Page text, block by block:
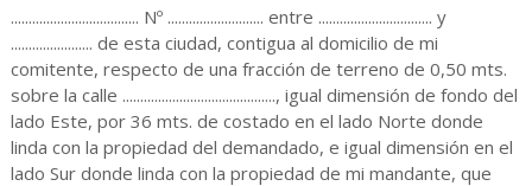
.................................... Nº ........................... entre ................................ y
....................... de esta ciudad, contigua al domicilio de mi
comitente, respecto de una fracción de terreno de 0,50 mts.
sobre la calle ..........................................., igual dimensión de fondo del
lado Este, por 36 mts. de costado en el lado Norte donde
linda con la propiedad del demandado, e igual dimensión en el
lado Sur donde linda con la propiedad de mi mandante, que